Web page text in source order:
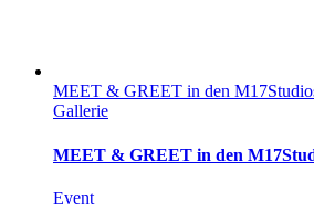
MEET & GREET in den
Gallerie
MEET & GREET in den
Event